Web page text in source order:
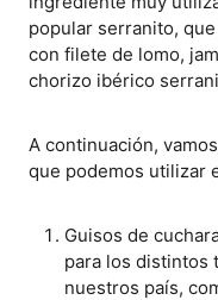
popular serranito,
con filete de lomo,
chorizo ibérico
A continuación,
que podemos utilizar
Guisos de
para los distintos
nuestros país,